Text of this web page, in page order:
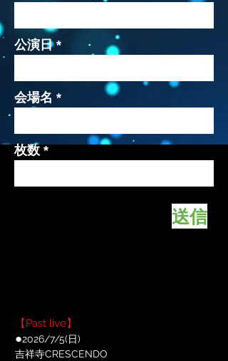
公演日
会場名
枚数
送信
【Past live】
●2026/7/5(日)
吉祥寺CRESCENDO